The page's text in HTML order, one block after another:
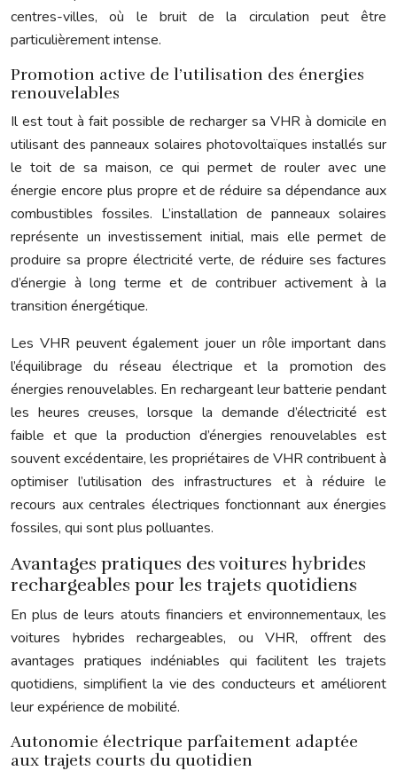
centres-villes, où le bruit de la circulation peut être
particulièrement intense.
Promotion active de l’utilisation des énergies
renouvelables
Il est tout à fait possible de recharger sa VHR à domicile en
utilisant des panneaux solaires photovoltaïques installés sur
le toit de sa maison, ce qui permet de rouler avec une
énergie encore plus propre et de réduire sa dépendance aux
combustibles fossiles. L’installation de panneaux solaires
représente un investissement initial, mais elle permet de
produire sa propre électricité verte, de réduire ses factures
d’énergie à long terme et de contribuer activement à la
transition énergétique.
Les VHR peuvent également jouer un rôle important dans
l’équilibrage du réseau électrique et la promotion des
énergies renouvelables. En rechargeant leur batterie pendant
les heures creuses, lorsque la demande d’électricité est
faible et que la production d’énergies renouvelables est
souvent excédentaire, les propriétaires de VHR contribuent à
optimiser l’utilisation des infrastructures et à réduire le
recours aux centrales électriques fonctionnant aux énergies
fossiles, qui sont plus polluantes.
Avantages pratiques des voitures hybrides
rechargeables pour les trajets quotidiens
En plus de leurs atouts financiers et environnementaux, les
voitures hybrides rechargeables, ou VHR, offrent des
avantages pratiques indéniables qui facilitent les trajets
quotidiens, simplifient la vie des conducteurs et améliorent
leur expérience de mobilité.
Autonomie électrique parfaitement adaptée
aux trajets courts du quotidien